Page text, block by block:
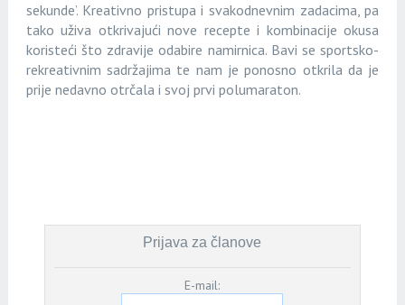
sekunde’. Kreativno pristupa i svakodnevnim zadacima, pa
tako uživa otkrivajući nove recepte i kombinacije okusa
koristeći što zdravije odabire namirnica. Bavi se sportsko-
rekreativnim sadržajima te nam je ponosno otkrila da je
prije nedavno otrčala i svoj prvi polumaraton.
Prijava za članove
E-mail: